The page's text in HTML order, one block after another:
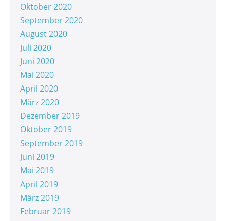
Oktober 2020
September 2020
August 2020
Juli 2020
Juni 2020
Mai 2020
April 2020
März 2020
Dezember 2019
Oktober 2019
September 2019
Juni 2019
Mai 2019
April 2019
März 2019
Februar 2019